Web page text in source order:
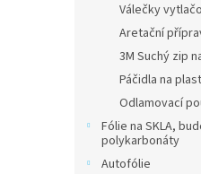
Válečky
Aretační
3M Suchý zip
Páčidla na
Odlamovací
Fólie na SKLA,
polykarbonáty
Autofólie